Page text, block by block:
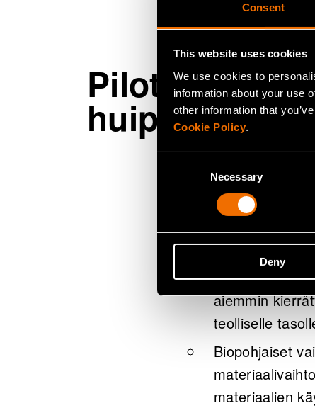
Consent
This website uses cookies
We use cookies to
information about your use
other information that
Cookie Policy.
Necessary
Deny
varmistaa, että
huipputason
asiantuntijuuden
Muovien,
aiemmin
teolliselle
Biopohjaiset
materiaalien